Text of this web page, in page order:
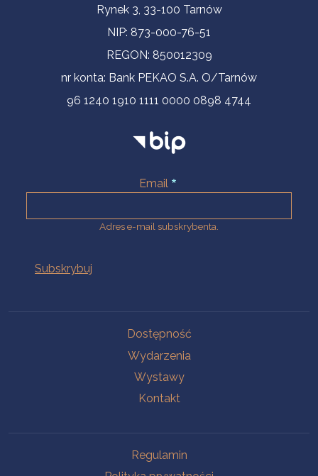
Informacje kontaktoweRynek 3, 33-100 Tarnów
NIP: 873-000-76-51
REGON: 850012309
nr konta: Bank PEKAO S.A. O/Tarnów
96 1240 1910 1111 0000 0898 4744
Email
Adres e-mail subskrybenta.
Dostępność
Wydarzenia
Wystawy
Kontakt
Regulamin